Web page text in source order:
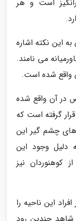
است و هر
این نکته اشاره
می نامند.
واقع شده است.
در آن واقع شده
گرفته است که
های چشم گیر این
دلیل وجود این
کوهنوردان نیز
این ناحیه را